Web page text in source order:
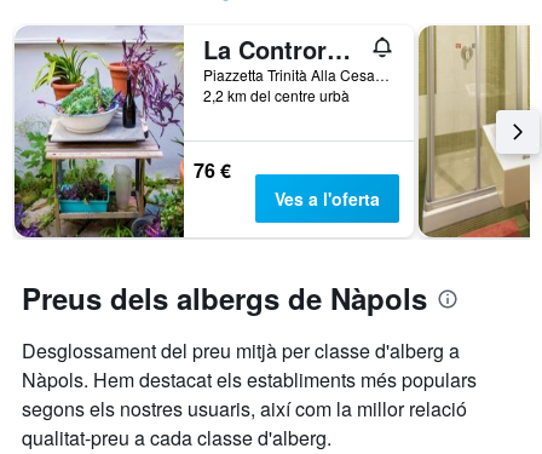
nombre
de
dies
abans
de
l'estada
El
gràfic
té
1
que
el
preu
mitjà
d'una
habitació
La Controra Hostel Naples
Piazzetta Trinità Alla Cesarea 231, Nàpols, Naples, Itàlia
2,2 km del centre urbà
76 €
Ves a l'oferta
Preus dels albergs de Nàpols
Desglossament del preu mitjà per classe d'alberg a
Nàpols. Hem destacat els establiments més populars
segons els nostres usuaris, així com la millor relació
qualitat-preu a cada classe d'alberg.